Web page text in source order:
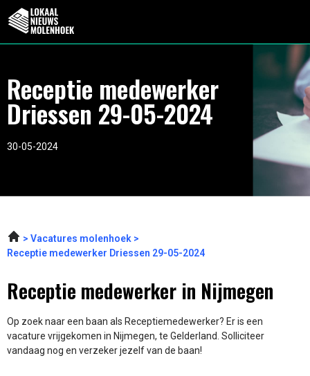
Receptie medewerker
Driessen 29-05-2024
30-05-2024
Vacatures molenhoek
Receptie medewerker Driessen 29-05-2024
Receptie medewerker in Nijmegen
Op zoek naar een baan als Receptiemedewerker? Er is een
vacature vrijgekomen in Nijmegen, te Gelderland. Solliciteer
vandaag nog en verzeker jezelf van de baan!